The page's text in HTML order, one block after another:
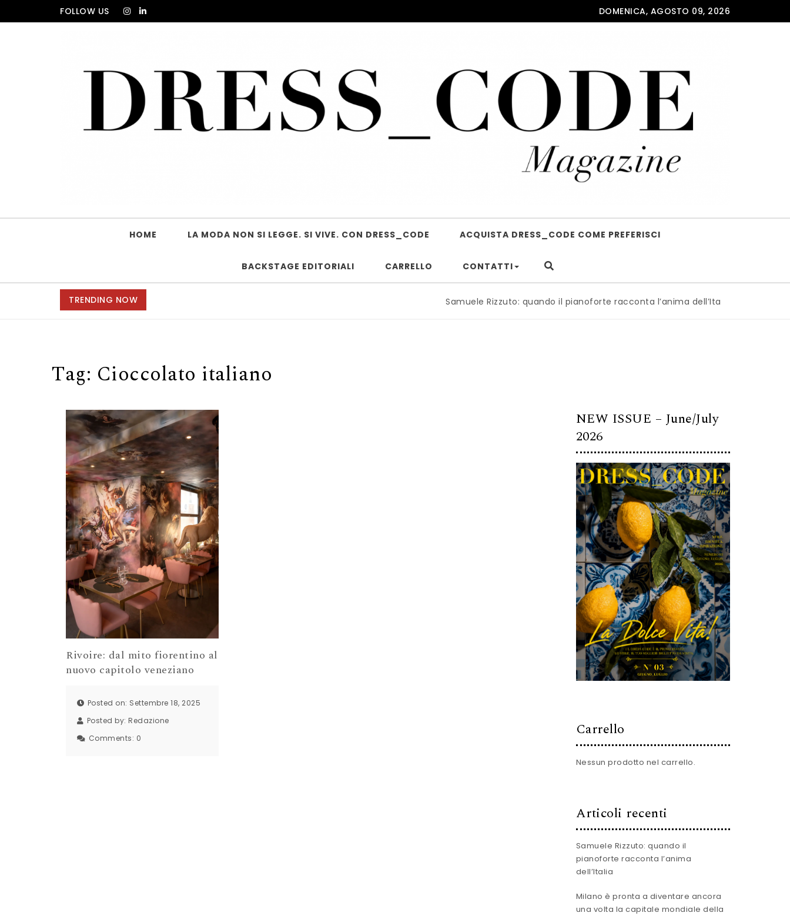
Skip to contentFOLLOW US DOMENICA, AGOSTO 09, 2026
HOME LA MODA NON SI LEGGE. SI VIVE. CON DRESS_CODE ACQUISTA DRESS_CODE COME PREFERISCI
BACKSTAGE EDITORIALI CARRELLO CONTATTI
TRENDING NOW Samuele Rizzuto: quando il pianoforte racconta l’anima dell’Italia | Milano è pronta
Tag: Cioccolato italiano
Rivoire: dal mito fiorentino al
nuovo capitolo veneziano
Posted on: Settembre 18, 2025
Posted by: Redazione
Comments: 0
NEW ISSUE – June/July
2026
Carrello
Nessun prodotto nel carrello.
Articoli recenti
Samuele Rizzuto: quando il
pianoforte racconta l’anima
dell’Italia
Milano è pronta a diventare ancora
una volta la capitale mondiale della